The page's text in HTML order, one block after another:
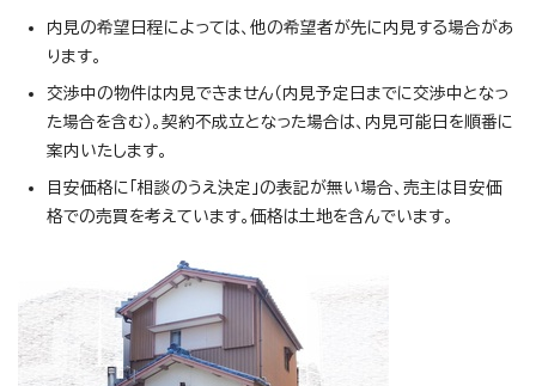
内見の希望日程によっては、他の希望者が先に内見する場合があ
ります。
交渉中の物件は内見できません（内見予定日までに交渉中となっ
た場合を含む）。契約不成立となった場合は、内見可能日を順番に
案内いたします。
目安価格に「相談のうえ決定」の表記が無い場合、売主は目安価
格での売買を考えています。価格は土地を含んでいます。